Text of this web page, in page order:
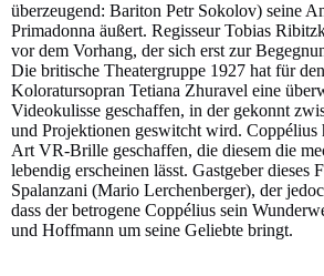
überzeugend: Bariton Petr Sokolov) seine
Primadonna äußert. Regisseur Tobias
vor dem Vorhang, der sich erst zur
Die britische Theatergruppe 1927 hat für
Koloratursopran Tetiana Zhuravel eine
Videokulisse geschaffen, in der gekonnt
und Projektionen geswitcht wird.
Art VR-Brille geschaffen, die diesem die
lebendig erscheinen lässt. Gastgeber dieses
Spalanzani (Mario Lerchenberger), der
dass der betrogene Coppélius sein
und Hoffmann um seine Geliebte bringt.